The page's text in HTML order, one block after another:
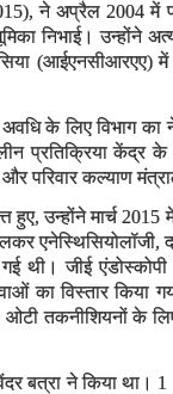
ने अप्रैल 2004
निभाई। उन्होंने
(आईएनसीआरएए) में
के लिए विभाग
प्रतिक्रिया केंद्र के
परिवार कल्याण
उन्होंने मार्च 2015
एनेस्थिसियोलॉजी,
थी। जीई
का विस्तार किया
तकनीशियनों के
बत्रा ने किया था। 1